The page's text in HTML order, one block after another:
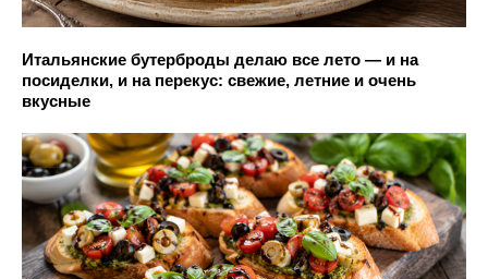
Итальянские бутерброды делаю все лето — и на
посиделки, и на перекус: свежие, летние и очень
вкусные